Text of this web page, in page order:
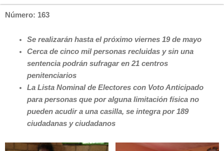
Número: 163
Se realizarán hasta el próximo viernes 19 de mayo
Cerca de cinco mil personas recluidas y sin una
sentencia podrán sufragar en 21 centros
penitenciarios
La Lista Nominal de Electores con Voto Anticipado
para personas que por alguna limitación física no
pueden acudir a una casilla, se integra por 189
ciudadanas y ciudadanos